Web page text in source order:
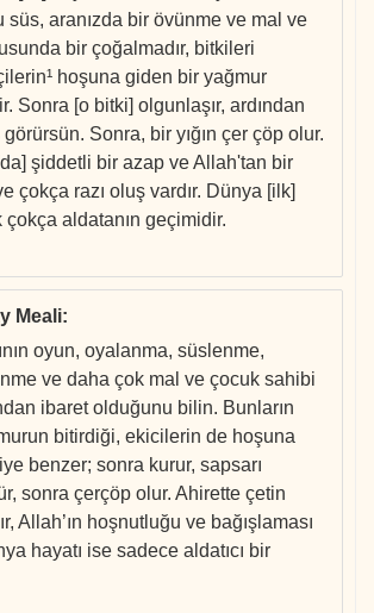
süs, aranızda bir övünme ve mal ve
bir çoğalmadır, bitkileri
hoşuna giden bir yağmur
Sonra [o bitki] olgunlaşır, ardından
Sonra, bir yığın çer çöp olur.
şiddetli bir azap ve Allah'tan bir
çokça razı oluş vardır. Dünya [ilk]
çokça aldatanın geçimidir.
Meali:
oyun, oyalanma, süslenme,
ve daha çok mal ve çocuk sahibi
ibaret olduğunu bilin. Bunların
bitirdiği, ekicilerin de hoşuna
benzer; sonra kurur, sapsarı
sonra çerçöp olur. Ahirette çetin
Allah’ın hoşnutluğu ve bağışlaması
hayatı ise sadece aldatıcı bir